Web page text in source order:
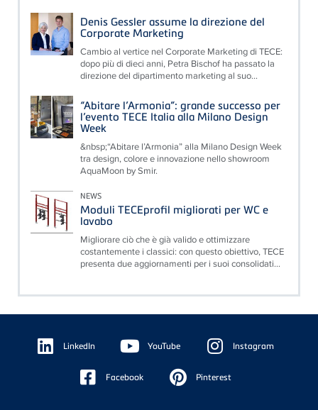
Denis Gessler assume la direzione del
Corporate Marketing
Cambio al vertice nel Corporate Marketing di TECE:
dopo più di dieci anni, Petra Bischof ha passato la
direzione del dipartimento marketing al suo...
“Abitare l’Armonia”: grande successo per
l’evento TECE Italia alla Milano Design
Week
&nbsp;“Abitare l’Armonia” alla Milano Design Week
tra design, colore e innovazione nello showroom
AquaMoon by Smir.
NEWS
Moduli TECEprofil migliorati per WC e
lavabo
Migliorare ciò che è già valido e ottimizzare
costantemente i classici: con questo obiettivo, TECE
presenta due aggiornamenti per i suoi consolidati...
Floating
Sidebar LinkedIn YouTube Instagram
Facebook Pinterest